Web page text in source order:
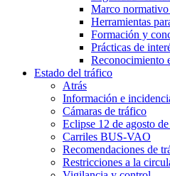
Marco
Herramientas
Formación y
Prácticas de
Reconocimiento
Estado del tráfico
Atrás
Información e
Cámaras de tráfico
Eclipse 12 de agosto
Carriles BUS-VAO
Recomendaciones de
Restricciones a la